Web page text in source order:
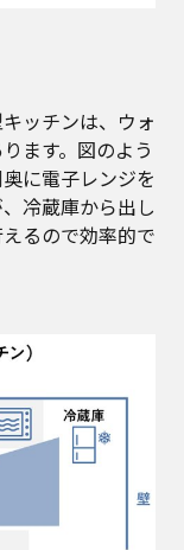
ッチンは、ウォ
ます。図のよう
に電子レンジを
冷蔵庫から出し
るので効率的で